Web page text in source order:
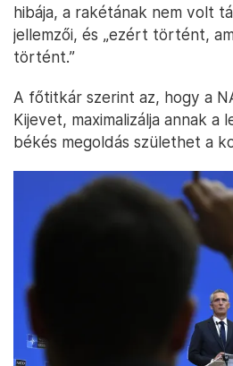
hibája, a rakétának nem volt
jellemzői, és „ezért történt,
történt.”
A főtitkár szerint az, hogy a
Kijevet, maximalizálja annak a
békés megoldás születhet a